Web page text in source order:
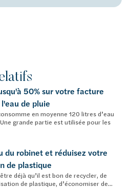
50% sur votre facture
de pluie
en moyenne 120 litres d’eau
grande partie est utilisée pour les
du robinet et réduisez votre
de plastique
déjà qu’il est bon de recycler, de
de plastique, d’économiser de...